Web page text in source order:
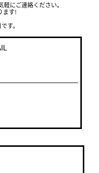
にご連絡ください。
ます!
す。